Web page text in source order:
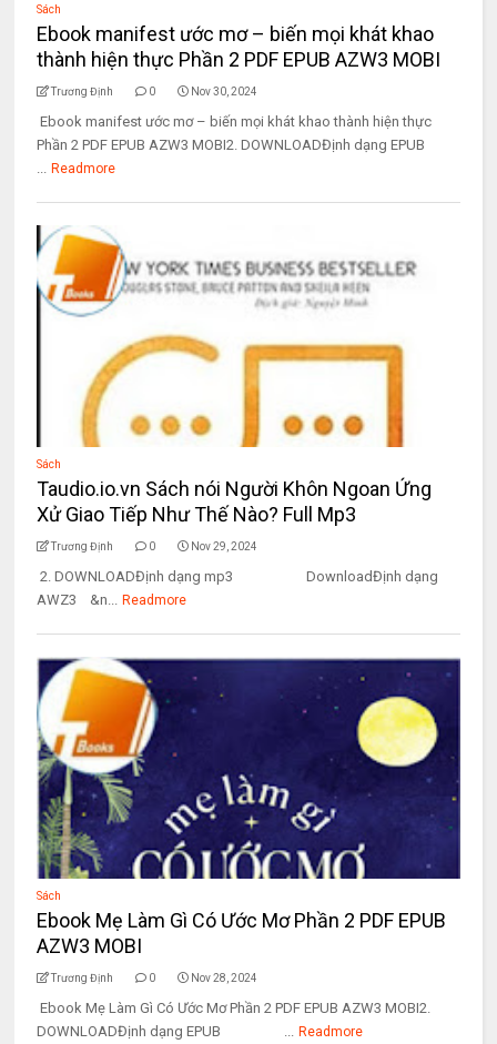
Sách
Ebook manifest ước mơ – biến mọi khát khao
thành hiện thực Phần 2 PDF EPUB AZW3 MOBI
Trương Định 0 Nov 30, 2024
Ebook manifest ước mơ – biến mọi khát khao thành hiện thực
Phần 2 PDF EPUB AZW3 MOBI2. DOWNLOADĐịnh dạng EPUB
... Readmore
Sách
Taudio.io.vn Sách nói Người Khôn Ngoan Ứng
Xử Giao Tiếp Như Thế Nào? Full Mp3
Trương Định 0 Nov 29, 2024
2. DOWNLOADĐịnh dạng mp3 DownloadĐịnh dạng
AWZ3 &n... Readmore
Sách
Ebook Mẹ Làm Gì Có Ước Mơ Phần 2 PDF EPUB
AZW3 MOBI
Trương Định 0 Nov 28, 2024
Ebook Mẹ Làm Gì Có Ước Mơ Phần 2 PDF EPUB AZW3 MOBI2.
DOWNLOADĐịnh dạng EPUB ... Readmore